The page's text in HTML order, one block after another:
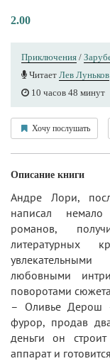
2.00
Приключения /
Читает Лев Луньков
10 часов 48 минут
Хочу послушать
Описание книги
Андре Лори,
написал
романов,
литературных
любовными
поворотами
– Оливье Дерош
фурор, продав
деньги он
аппарат и